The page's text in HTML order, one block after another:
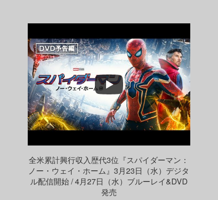
全米累計興行収入歴代3位『スパイダーマン：
ノー・ウェイ・ホーム』3月23日（水）デジタ
ル配信開始 / 4月27日（水）ブルーレイ&DVD
発売